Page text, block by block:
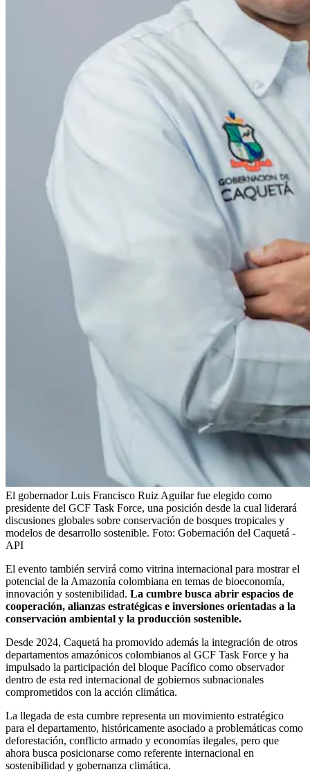
El gobernador Luis Francisco Ruiz Aguilar fue elegido como
presidente del GCF Task Force, una posición desde la cual liderará
discusiones globales sobre conservación de bosques tropicales y
modelos de desarrollo sostenible. Foto: Gobernación del Caquetá -
API
El evento también servirá como vitrina internacional para mostrar el
potencial de la Amazonía colombiana en temas de bioeconomía,
innovación y sostenibilidad. La cumbre busca abrir espacios de
cooperación, alianzas estratégicas e inversiones orientadas a la
conservación ambiental y la producción sostenible.
Desde 2024, Caquetá ha promovido además la integración de otros
departamentos amazónicos colombianos al GCF Task Force y ha
impulsado la participación del bloque Pacífico como observador
dentro de esta red internacional de gobiernos subnacionales
comprometidos con la acción climática.
La llegada de esta cumbre representa un movimiento estratégico
para el departamento, históricamente asociado a problemáticas como
deforestación, conflicto armado y economías ilegales, pero que
ahora busca posicionarse como referente internacional en
sostenibilidad y gobernanza climática.